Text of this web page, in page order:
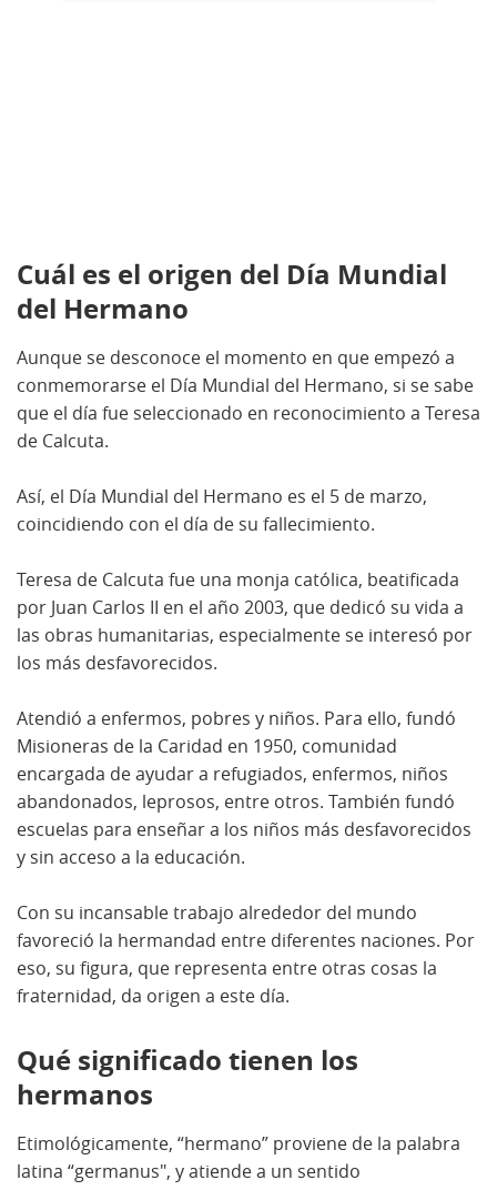
Cuál es el origen del Día Mundial
del Hermano
Aunque se desconoce el momento en que empezó a
conmemorarse el Día Mundial del Hermano, si se sabe
que el día fue seleccionado en reconocimiento a Teresa
de Calcuta.
Así, el Día Mundial del Hermano es el 5 de marzo,
coincidiendo con el día de su fallecimiento.
Teresa de Calcuta fue una monja católica, beatificada
por Juan Carlos II en el año 2003, que dedicó su vida a
las obras humanitarias, especialmente se interesó por
los más desfavorecidos.
Atendió a enfermos, pobres y niños. Para ello, fundó
Misioneras de la Caridad en 1950, comunidad
encargada de ayudar a refugiados, enfermos, niños
abandonados, leprosos, entre otros. También fundó
escuelas para enseñar a los niños más desfavorecidos
y sin acceso a la educación.
Con su incansable trabajo alrededor del mundo
favoreció la hermandad entre diferentes naciones. Por
eso, su figura, que representa entre otras cosas la
fraternidad, da origen a este día.
Qué significado tienen los
hermanos
Etimológicamente, “hermano” proviene de la palabra
latina “germanus", y atiende a un sentido